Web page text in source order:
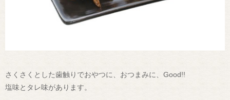
さくさくとした歯触りでおやつに、おつまみに、Good!!
塩味とタレ味があります。